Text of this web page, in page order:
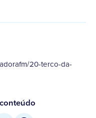
20-terco-da-